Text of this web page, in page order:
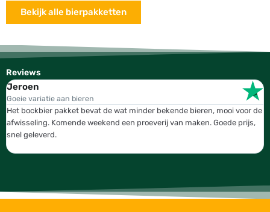
Bekijk alle bierpakketten
Reviews
Jeroen
Goeie variatie aan bieren
Het bockbier pakket bevat de wat minder bekende bieren, mooi voor de
afwisseling. Komende weekend een proeverij van maken. Goede prijs,
snel geleverd.